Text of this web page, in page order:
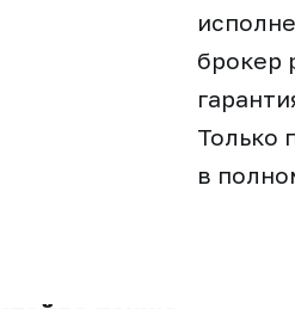
брокер
Только
в